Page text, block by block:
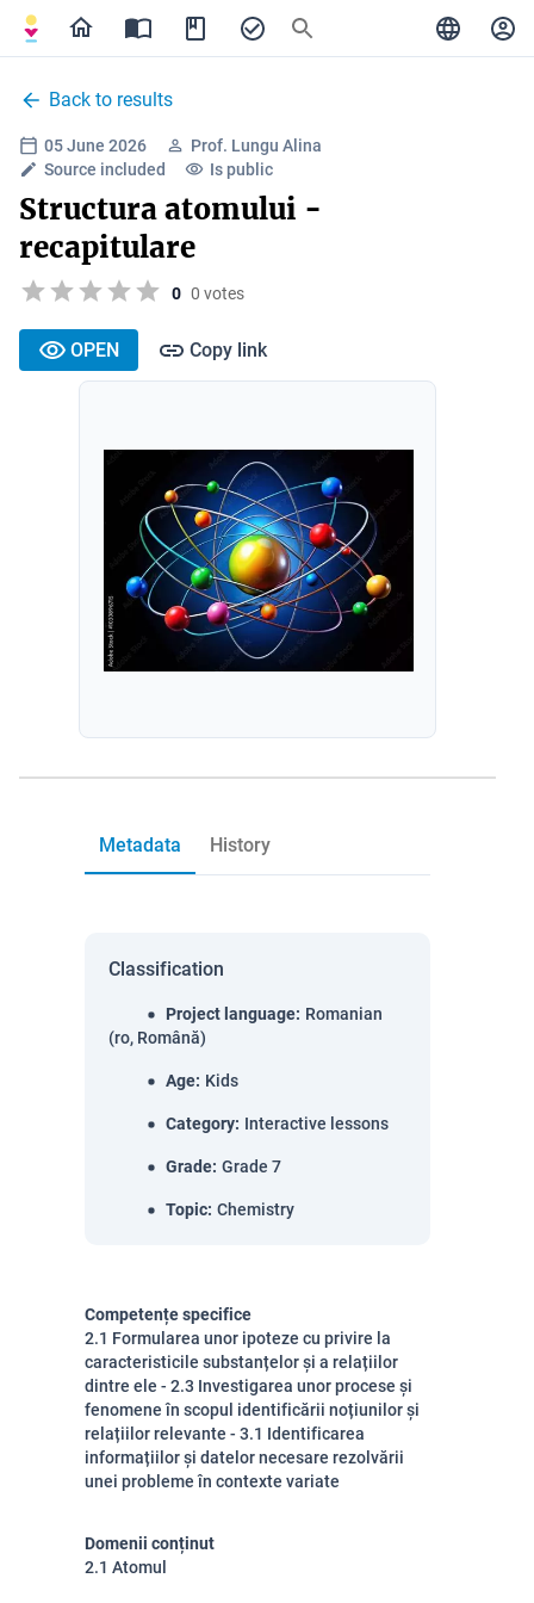
Back to results
05 June 2026
Prof. Lungu Alina
Source included
Is public
Structura atomului -
recapitulare
0 0 votes
OPEN Copy link
Metadata History
Classification
Project language: Romanian
(ro, Română)
Age: Kids
Category: Interactive lessons
Grade: Grade 7
Topic: Chemistry
Competențe specifice
2.1 Formularea unor ipoteze cu privire la
caracteristicile substanțelor și a relațiilor
dintre ele - 2.3 Investigarea unor procese și
fenomene în scopul identificării noțiunilor și
relațiilor relevante - 3.1 Identificarea
informațiilor și datelor necesare rezolvării
unei probleme în contexte variate
Domenii conținut
2.1 Atomul